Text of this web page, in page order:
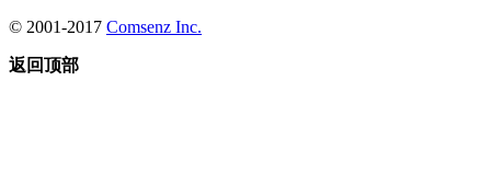
© 2001-2017 Comsenz Inc.
返回顶部